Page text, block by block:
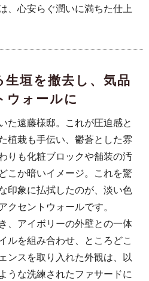
、心安らぐ潤いに満ちた仕上
生垣を撤去し、気品
ウォールに
た遠藤様邸。これが圧迫感と
植栽も手伝い、鬱蒼とした雰
りも化粧ブロックや舗装の汚
こか暗いイメージ。これを驚
印象に払拭したのが、淡い色
セントウォールです。
、アイボリーの外壁との一体
ルを組み合わせ、ところどこ
ンスを取り入れた外観は、以
うな洗練されたファサードに